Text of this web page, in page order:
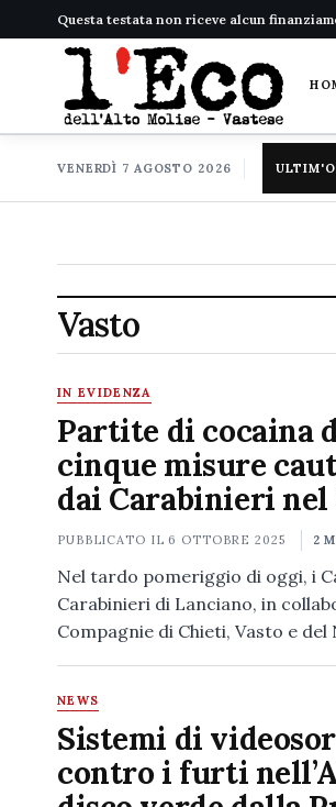
Questa testata non riceve alcun
VENERDÌ 7 AGOSTO 2026
Vasto
IN EVIDENZA
Partite di cocaina
cinque misure
dai Carabinieri
PUBBLICATO IL 6 OTTOBRE 2025 2
Nel tardo pomeriggio di oggi, i
Carabinieri di Lanciano, in
Compagnie di Chieti, Vasto e
NEWS
Sistemi di
contro i furti